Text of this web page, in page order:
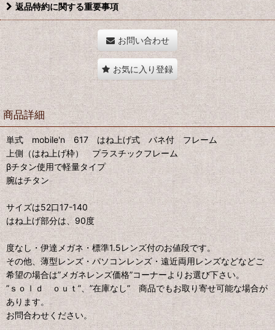
返品特約に関する重要事項
お問い合わせ
お気に入り登録
商品詳細
単式 mobile'n 617 はね上げ式 バネ付 フレーム
上側（はね上げ枠） プラスチックフレーム
βチタン使用で軽量タイプ
腕はチタン
サイズは52口17-140
はね上げ部分は、90度
度なし・伊達メガネ・標準1.5レンズ付のお値段です。
その他、薄型レンズ・パソコンレンズ・遠近両用レンズなどなどご
希望の場合は”メガネレンズ価格”コーナーよりお選び下さい。
”ｓｏｌｄ ｏｕｔ”、”在庫なし” 商品でもお取り寄せ可能な場合が
あります。
お問合わせください。